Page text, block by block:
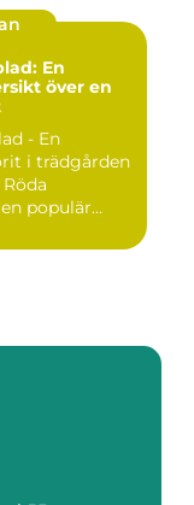
En
över en
- En
i trädgården
populär